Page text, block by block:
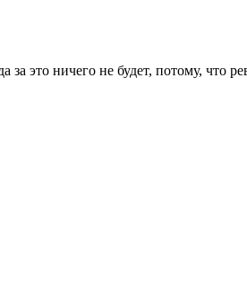
за это ничего не будет, потому, что